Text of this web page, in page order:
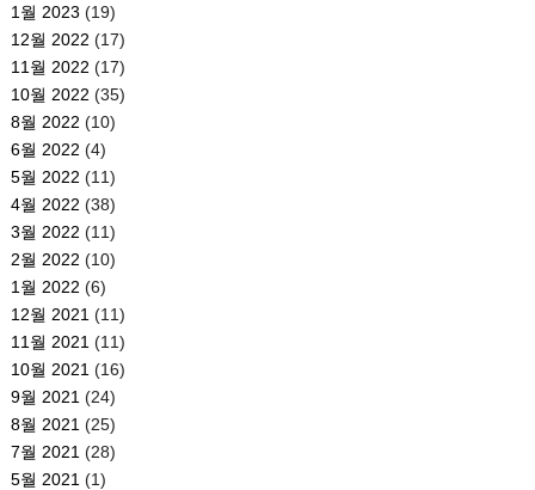
1월 2023 (19)
12월 2022 (17)
11월 2022 (17)
10월 2022 (35)
8월 2022 (10)
6월 2022 (4)
5월 2022 (11)
4월 2022 (38)
3월 2022 (11)
2월 2022 (10)
1월 2022 (6)
12월 2021 (11)
11월 2021 (11)
10월 2021 (16)
9월 2021 (24)
8월 2021 (25)
7월 2021 (28)
5월 2021 (1)